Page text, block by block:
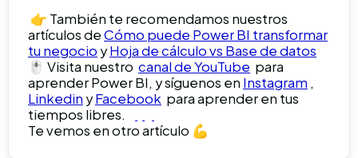
👉 También te recomendamos nuestros
artículos deCómo puede Power BI transformar
tu negocio yHoja de cálculo vs Base de datos
🖱️ Visita nuestro canal de YouTube para
aprender Power BI, y síguenos en Instagram ,
Linkedin yFacebook para aprender en tus
tiempos libres.
Te vemos en otro artículo 💪